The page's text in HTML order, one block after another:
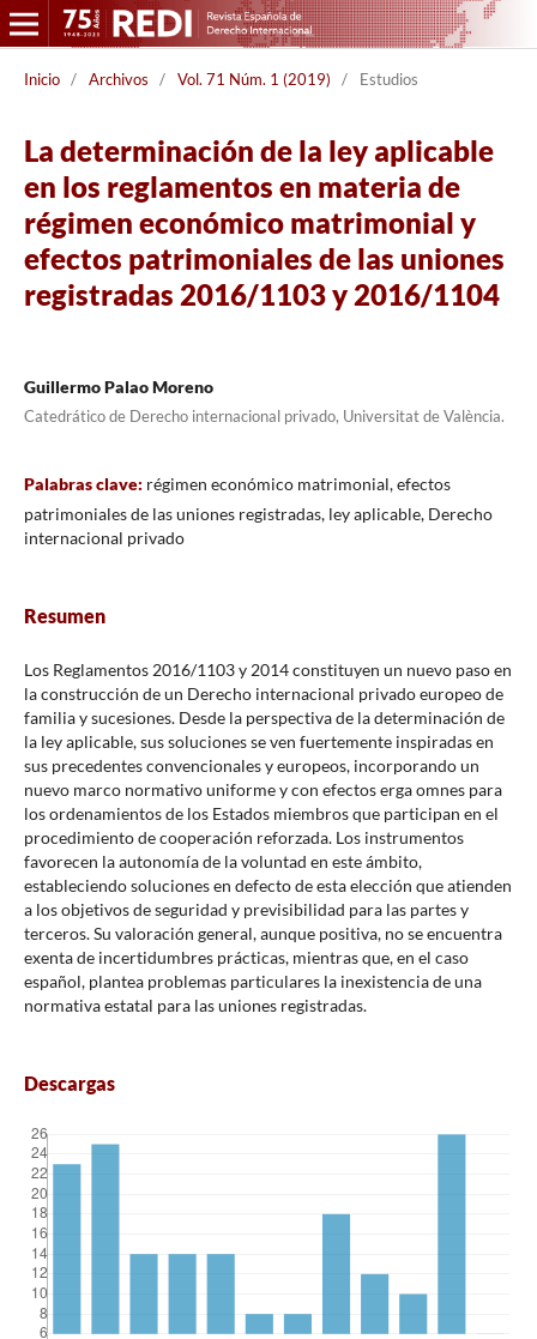
Inicio / Archivos / Vol. 71 Núm. 1 (2019) / Estudios
La determinación de la ley aplicable
en los reglamentos en materia de
régimen económico matrimonial y
efectos patrimoniales de las uniones
registradas 2016/1103 y 2016/1104
Guillermo Palao Moreno
Catedrático de Derecho internacional privado, Universitat de València.
Palabras clave: régimen económico matrimonial, efectos
patrimoniales de las uniones registradas, ley aplicable, Derecho
internacional privado
Resumen
Los Reglamentos 2016/1103 y 2014 constituyen un nuevo paso en
la construcción de un Derecho internacional privado europeo de
familia y sucesiones. Desde la perspectiva de la determinación de
la ley aplicable, sus soluciones se ven fuertemente inspiradas en
sus precedentes convencionales y europeos, incorporando un
nuevo marco normativo uniforme y con efectos erga omnes para
los ordenamientos de los Estados miembros que participan en el
procedimiento de cooperación reforzada. Los instrumentos
favorecen la autonomía de la voluntad en este ámbito,
estableciendo soluciones en defecto de esta elección que atienden
a los objetivos de seguridad y previsibilidad para las partes y
terceros. Su valoración general, aunque positiva, no se encuentra
exenta de incertidumbres prácticas, mientras que, en el caso
español, plantea problemas particulares la inexistencia de una
normativa estatal para las uniones registradas.
Descargas